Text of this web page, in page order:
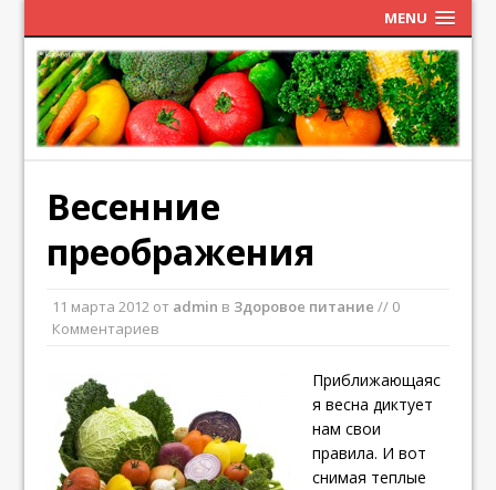
MENU
Весенние
преображения
11 марта 2012 от admin в Здоровое питание // 0
Комментариев
Приближающаяс
я весна диктует
нам свои
правила. И вот
снимая теплые